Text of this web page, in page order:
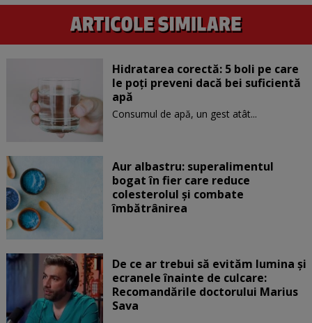
Hidratarea corectă: 5 boli pe care
le poți preveni dacă bei suficientă
apă
Consumul de apă, un gest atât...
Aur albastru: superalimentul
bogat în fier care reduce
colesterolul și combate
îmbătrânirea
De ce ar trebui să evităm lumina și
ecranele înainte de culcare:
Recomandările doctorului Marius
Sava